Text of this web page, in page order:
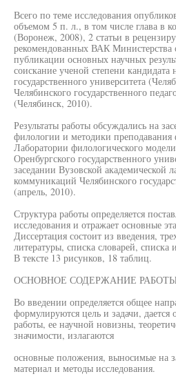
Всего по теме исследования
объемом 5 п. л., в том числе глава в
(Воронеж, 2008), 2 статьи в
рекомендованных ВАК Министерства
публикации основных научных
соискание ученой степени кандидата
государственного университета
Челябинского государственного
(Челябинск, 2010).
Результаты работы обсуждались на
филологии и методики преподавания
Лаборатории филологического
Оренбургского государственного
заседании Вузовской академической
коммуникаций Челябинского
(апрель, 2010).
Структура работы определяется
исследования и отражает основные
Диссертация состоит из введения,
литературы, списка словарей,
В тексте 13 рисунков, 18 таблиц.
ОСНОВНОЕ СОДЕРЖАНИЕ
Во введении определяется общее
формулируются цель и задачи, дается
работы, ее научной новизны,
значимости, излагаются
основные положения, выносимые на
материал и методы исследования.